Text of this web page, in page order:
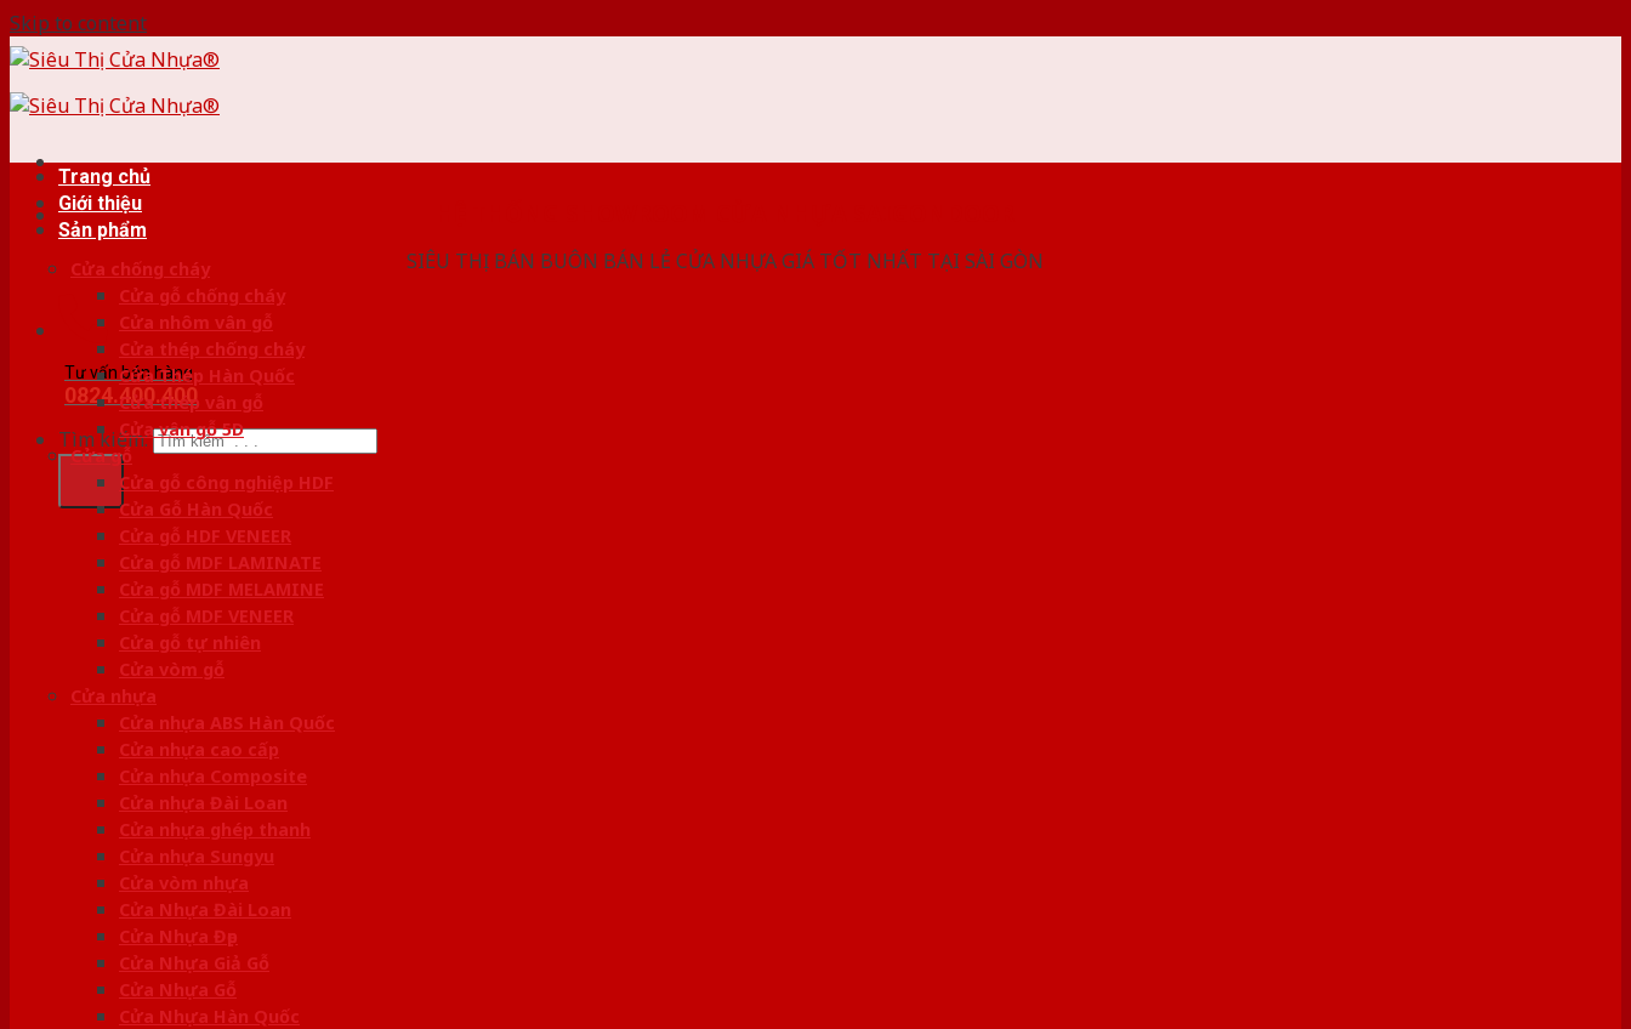
Skip to content
SIÊU THỊ BÁN BUÔN BÁN LẺ CỬA NHỰA GIÁ TỐT NHẤT TẠI SÀI GÒN
Tư vấn bán hàng
0824.400.400
Tìm kiếm:
Trang chủ
Giới thiệu
Sản phẩm
Cửa chống cháy
Cửa gỗ chống cháy
Cửa nhôm vân gỗ
Cửa thép chống cháy
Cửa Thép Hàn Quốc
Cửa thép vân gỗ
Cửa vân gỗ 5D
Cửa gỗ
Cửa gỗ công nghiệp HDF
Cửa Gỗ Hàn Quốc
Cửa gỗ HDF VENEER
Cửa gỗ MDF LAMINATE
Cửa gỗ MDF MELAMINE
Cửa gỗ MDF VENEER
Cửa gỗ tự nhiên
Cửa vòm gỗ
Cửa nhựa
Cửa nhựa ABS Hàn Quốc
Cửa nhựa cao cấp
Cửa nhựa Composite
Cửa nhựa Đài Loan
Cửa nhựa ghép thanh
Cửa nhựa Sungyu
Cửa vòm nhựa
Cửa Nhựa Đài Loan
Cửa Nhựa Đẹp
Cửa Nhựa Giả Gỗ
Cửa Nhựa Gỗ
Cửa Nhựa Hàn Quốc